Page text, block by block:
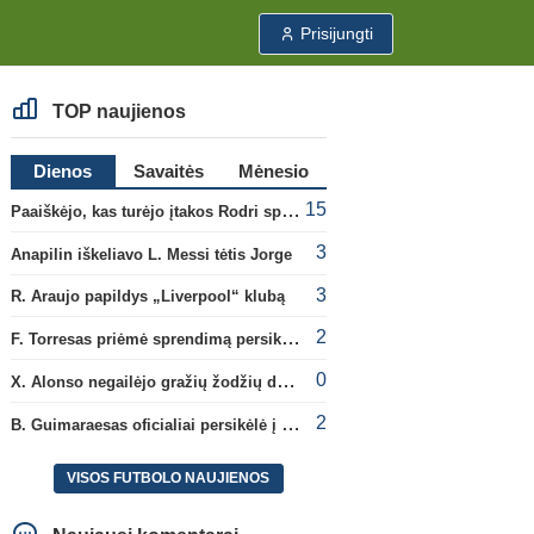
Prisijungti
TOP naujienos
Dienos Savaitės
Mėnesio
Paaiškėjo, kas turėjo įtakos Rodri sprendimui pasirinkti Barselonos pusę 15
Anapilin iškeliavo L. Messi tėtis Jorge 3
R. Araujo papildys „Liverpool“ klubą 3
F. Torresas priėmė sprendimą persikelti į PSG ekipą 2
X. Alonso negailėjo gražių žodžių dabartiniam savo klubui „Chelsea“ 0
B. Guimaraesas oficialiai persikėlė į „Arsenal“ klubą 2
VISOS FUTBOLO NAUJIENOS